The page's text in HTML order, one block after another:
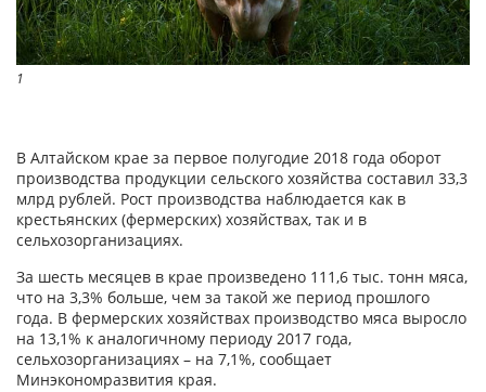
1
В Алтайском крае за первое полугодие 2018 года оборот
производства продукции сельского хозяйства составил 33,3
млрд рублей. Рост производства наблюдается как в
крестьянских (фермерских) хозяйствах, так и в
сельхозорганизациях.
За шесть месяцев в крае произведено 111,6 тыс. тонн мяса,
что на 3,3% больше, чем за такой же период прошлого
года. В фермерских хозяйствах производство мяса выросло
на 13,1% к аналогичному периоду 2017 года,
сельхозорганизациях – на 7,1%, сообщает
Минэкономразвития края.